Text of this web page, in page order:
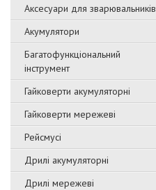
Аксесуари для зварювальників
Акумулятори
Багатофункціональний
інструмент
Гайковерти акумуляторні
Гайковерти мережеві
Рейсмусі
Дрилі акумуляторні
Дрилі мережеві